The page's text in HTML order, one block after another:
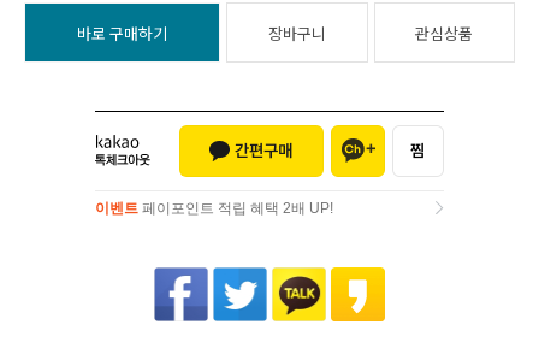
바로 구매하기 장바구니 관심상품
이벤트 페이포인트 적립 혜택 2배 UP!